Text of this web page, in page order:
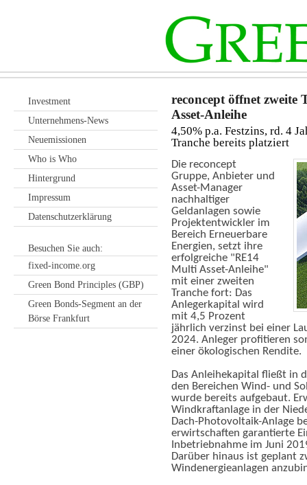
reconcept öffnet
Asset-Anleihe
4,50% p.a. Festzins, rd. 4
Tranche bereits platziert
Die reconcept
Gruppe, Anbieter und
Asset-Manager
nachhaltiger
Geldanlagen sowie
Projektentwickler im
Bereich Erneuerbare
Energien, setzt ihre
erfolgreiche "RE14
Multi Asset-Anleihe"
mit einer zweiten
Tranche fort: Das
Anlegerkapital wird
mit 4,5 Prozent
jährlich verzinst bei einer
2024. Anleger profitieren
einer ökologischen Rendite.
Das Anleihekapital fließt in
den Bereichen Wind- und
wurde bereits aufgebaut.
Windkraftanlage in der
Dach-Photovoltaik-Anlage
erwirtschaften garantierte
Inbetriebnahme im Juni
Darüber hinaus ist geplant
Windenergieanlagen
Investment
Unternehmens-News
Neuemissionen
Who is Who
Hintergrund
Impressum
Datenschutzerklärung
Besuchen Sie auch:
fixed-income.org
Green Bond Principles (GBP)
Green Bonds-Segment an der
Börse Frankfurt